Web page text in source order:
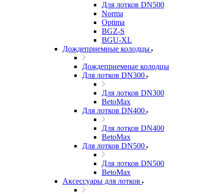
Для лотков DN500
Norma
Optima
BGZ-S
BGU-XL
Дождеприемные колодцы
Дождеприемные колодцы
Для лотков DN300
Для лотков DN300
BetoMax
Для лотков DN400
Для лотков DN400
BetoMax
Для лотков DN500
Для лотков DN500
BetoMax
Аксессуары для лотков